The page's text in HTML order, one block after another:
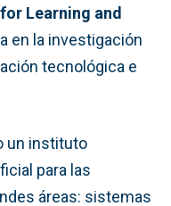
Learning and
en la investigación
tecnológica e
un instituto
para las
áreas: sistemas